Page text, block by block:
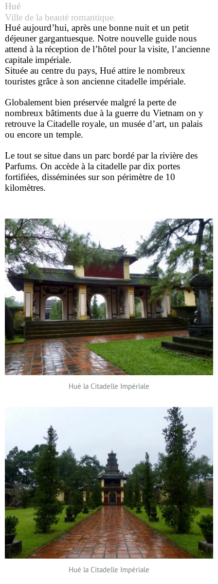
Hué
Ville de la beauté romantique.
Hué aujourd’hui, après une bonne nuit et un petit
déjeuner gargantuesque. Notre nouvelle guide nous
attend à la réception de l’hôtel pour la visite, l’ancienne
capitale impériale.
Située au centre du pays, Hué attire le nombreux
touristes grâce à son ancienne citadelle impériale.
Globalement bien préservée malgré la perte de
nombreux bâtiments due à la guerre du Vietnam on y
retrouve la Citadelle royale, un musée d’art, un palais
ou encore un temple.
Le tout se situe dans un parc bordé par la rivière des
Parfums. On accède à la citadelle par dix portes
fortifiées, disséminées sur son périmètre de 10
kilomètres.
Hué la Citadelle Impériale
Hué la Citadelle Impériale